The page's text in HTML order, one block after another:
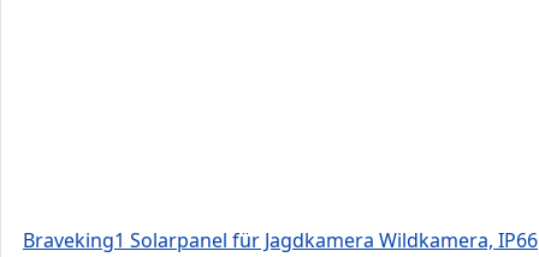
Braveking1 Solarpanel für Jagdkamera Wildkamera, IP66